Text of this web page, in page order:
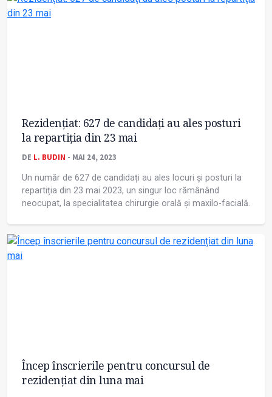
Rezidențiat: 627 de candidaţi au ales posturi
la repartiţia din 23 mai
DE L. BUDIN - MAI 24, 2023
Un număr de 627 de candidați au ales locuri și posturi la
repartiția din 23 mai 2023, un singur loc rămânând
neocupat, la specialitatea chirurgie orală și maxilo-facială.
Încep înscrierile pentru concursul de
rezidențiat din luna mai